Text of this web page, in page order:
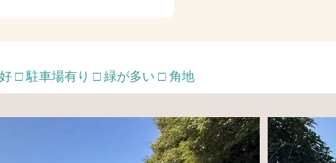
□ 駐車場有り □ 緑が多い □ 角地